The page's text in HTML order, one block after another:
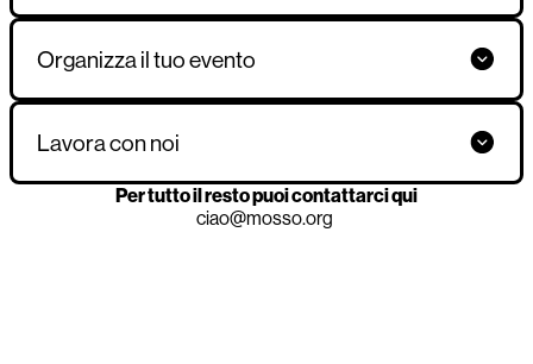
Organizza il tuo evento
Lavora con noi
Per tutto il resto puoi contattarci qui
ciao@mosso.org